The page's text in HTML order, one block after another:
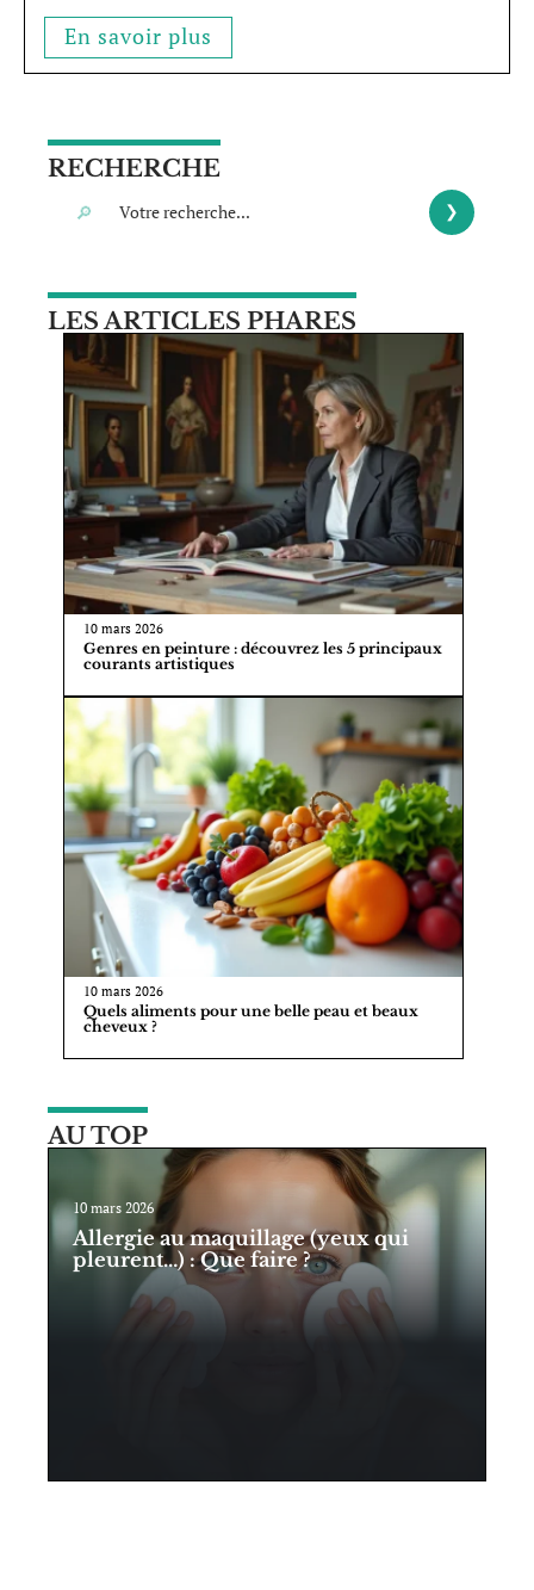
En savoir plus
RECHERCHE
LES ARTICLES PHARES
10 mars 2026
Genres en peinture : découvrez les 5 principaux
courants artistiques
10 mars 2026
Quels aliments pour une belle peau et beaux
cheveux ?
AU TOP
10 mars 2026
Allergie au maquillage (yeux qui
pleurent…) : Que faire ?